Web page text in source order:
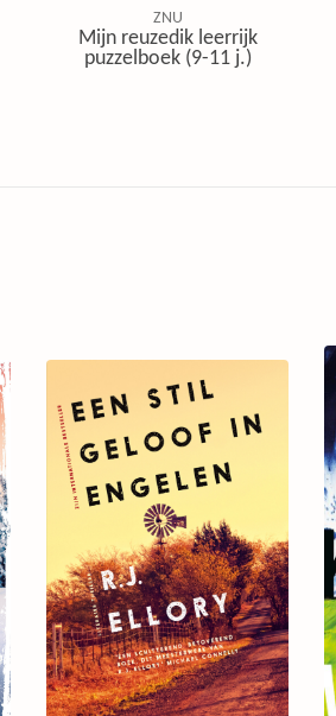
ZNU
Mijn reuzedik leerrijk
puzzelboek (9-11 j.)